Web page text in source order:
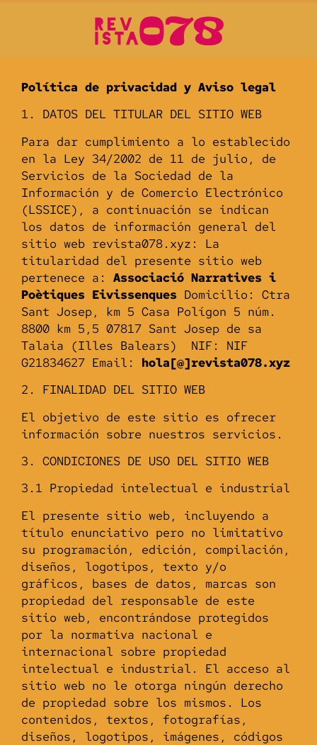
Política de privacidad y Aviso legal
1. DATOS DEL TITULAR DEL SITIO WEB
Para dar cumplimiento a lo establecido
en la Ley 34/2002 de 11 de julio, de
Servicios de la Sociedad de la
Información y de Comercio Electrónico
(LSSICE), a continuación se indican
los datos de información general del
sitio web revista078.xyz: La
titularidad del presente sitio web
pertenece a: Associació Narratives i
Poètiques Eivissenques Domicilio: Ctra
Sant Josep, km 5 Casa Polígon 5 núm.
8800 km 5,5 07817 Sant Josep de sa
Talaia (Illes Balears) NIF: NIF
G21834627 Email: hola[@]revista078.xyz
2. FINALIDAD DEL SITIO WEB
El objetivo de este sitio es ofrecer
información sobre nuestros servicios.
3. CONDICIONES DE USO DEL SITIO WEB
3.1 Propiedad intelectual e industrial
El presente sitio web, incluyendo a
título enunciativo pero no limitativo
su programación, edición, compilación,
diseños, logotipos, texto y/o
gráficos, bases de datos, marcas son
propiedad del responsable de este
sitio web, encontrándose protegidos
por la normativa nacional e
internacional sobre propiedad
intelectual e industrial. El acceso al
sitio web no le otorga ningún derecho
de propiedad sobre los mismos. Los
contenidos, textos, fotografías,
diseños, logotipos, imágenes, códigos